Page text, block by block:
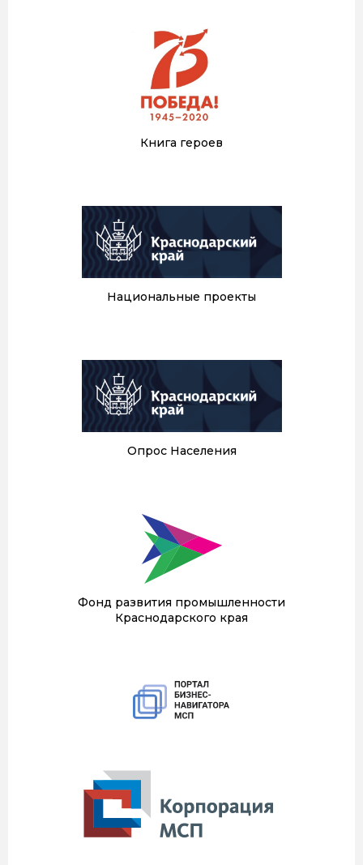
Книга героев
Национальные проекты
Опрос Населения
Фонд развития промышленности
Краснодарского края